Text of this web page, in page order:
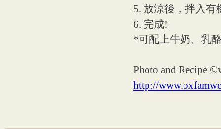
5. 放涼後，拌入
6. 完成!
*可配上牛奶、乳
Photo and Recipe
http://